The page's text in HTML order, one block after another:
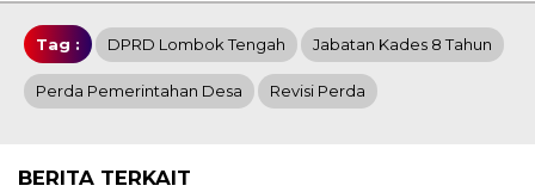
Tag : DPRD Lombok Tengah Jabatan Kades 8 Tahun
Perda Pemerintahan Desa Revisi Perda
BERITA TERKAIT